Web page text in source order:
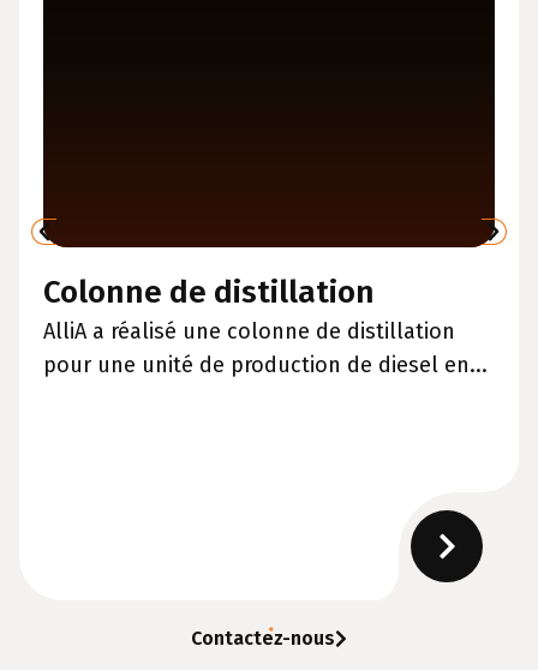
Colonne de distillation
AlliA a réalisé une colonne de distillation
pour une unité de production de diesel en...
Contactez-nous